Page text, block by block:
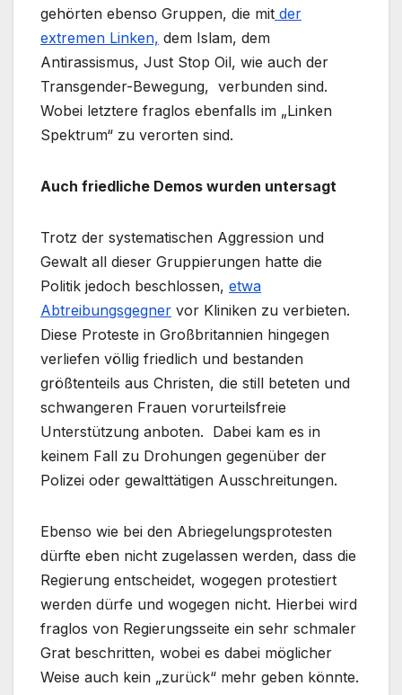
gehörten ebenso Gruppen, die mit der
extremen Linken, dem Islam, dem
Antirassismus, Just Stop Oil, wie auch der
Transgender-Bewegung, verbunden sind.
Wobei letztere fraglos ebenfalls im „Linken
Spektrum“ zu verorten sind.
Auch friedliche Demos wurden untersagt
Trotz der systematischen Aggression und
Gewalt all dieser Gruppierungen hatte die
Politik jedoch beschlossen, etwa
Abtreibungsgegner vor Kliniken zu verbieten.
Diese Proteste in Großbritannien hingegen
verliefen völlig friedlich und bestanden
größtenteils aus Christen, die still beteten und
schwangeren Frauen vorurteilsfreie
Unterstützung anboten. Dabei kam es in
keinem Fall zu Drohungen gegenüber der
Polizei oder gewalttätigen Ausschreitungen.
Ebenso wie bei den Abriegelungsprotesten
dürfte eben nicht zugelassen werden, dass die
Regierung entscheidet, wogegen protestiert
werden dürfe und wogegen nicht. Hierbei wird
fraglos von Regierungsseite ein sehr schmaler
Grat beschritten, wobei es dabei möglicher
Weise auch kein „zurück“ mehr geben könnte.